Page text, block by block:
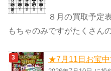
８月の買取予定
もちゃのみですがたくさん
★7月11日お宝中